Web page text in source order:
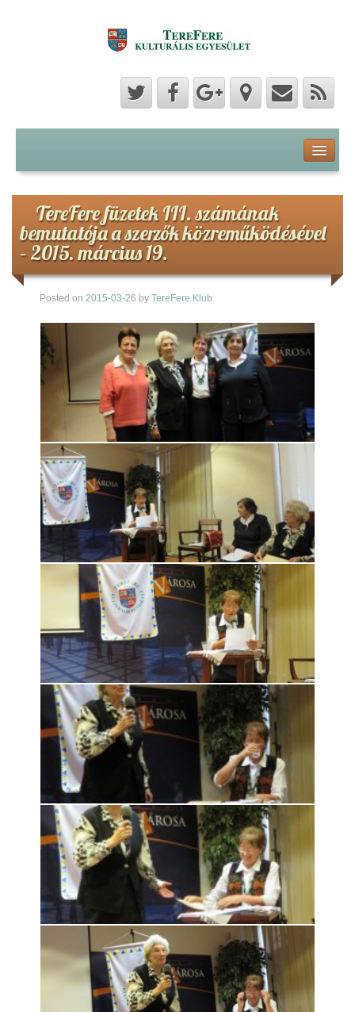
Hozzászólások
Hírek
Képek
Videók
Rólunk
TereFere füzetek III. számának
bemutatója a szerzők közreműködésével
– 2015. március 19.
Posted on 2015-03-26 by TereFere Klub